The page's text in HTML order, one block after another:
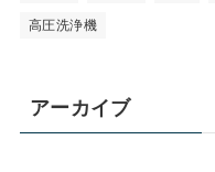
高圧洗浄機
アーカイブ